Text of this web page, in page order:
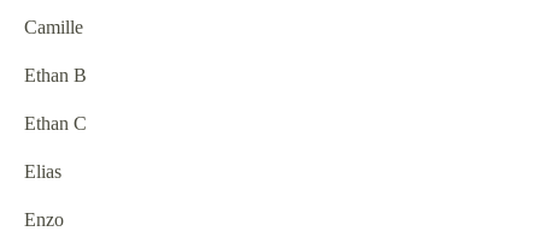
Camille
Ethan B
Ethan C
Elias
Enzo